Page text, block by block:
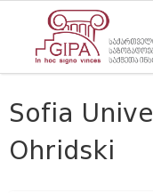
Sofia
Ohridski